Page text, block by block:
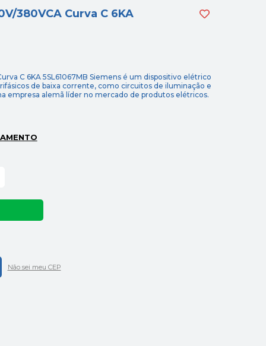
380VCA Curva C 6KA
C 6KA 5SL61067MB Siemens é um dispositivo elétrico
de baixa corrente, como circuitos de iluminação e
empresa alemã líder no mercado de produtos elétricos.